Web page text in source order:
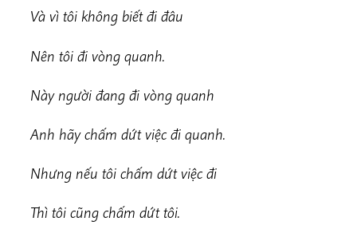
Và vì tôi không biết đi đâu
Nên tôi đi vòng quanh.
Này người đang đi vòng quanh
Anh hãy chấm dứt việc đi quanh.
Nhưng nếu tôi chấm dứt việc đi
Thì tôi cũng chấm dứt tôi.